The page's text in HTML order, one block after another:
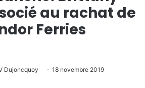
au rachat de
Ferries
Dujoncquoy 18 novembre 2019